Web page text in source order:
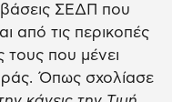
ΣΕΔΠ που
από τις περικοπές
που μένει
Όπως σχολίασε